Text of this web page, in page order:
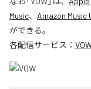
Music、 Amazon Music
ができる。
各配信サービス：